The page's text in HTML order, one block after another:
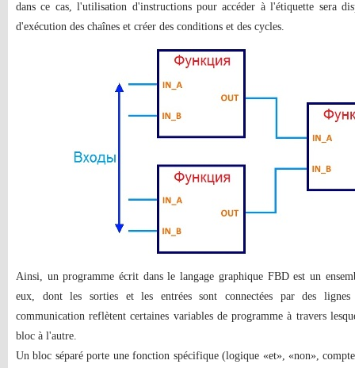
dans ce cas, l'utilisation d'instructions pour accéder à l'étiquette sera
d'exécution des chaînes et créer des conditions et des cycles.
Ainsi, un programme écrit dans le langage graphique FBD est un
eux, dont les sorties et les entrées sont connectées par des
communication reflètent certaines variables de programme à travers
bloc à l'autre.
Un bloc séparé porte une fonction spécifique (logique «et», «non»,